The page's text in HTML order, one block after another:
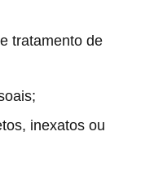
tratamento de
inexatos ou